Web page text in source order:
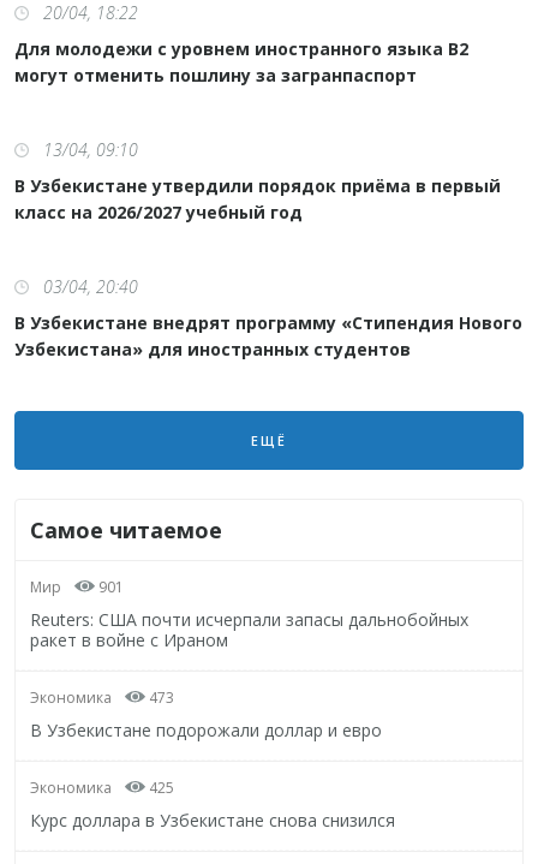
20/04, 18:22
Для молодежи с уровнем иностранного языка B2
могут отменить пошлину за загранпаспорт
13/04, 09:10
В Узбекистане утвердили порядок приёма в первый
класс на 2026/2027 учебный год
03/04, 20:40
В Узбекистане внедрят программу «Стипендия Нового
Узбекистана» для иностранных студентов
ЕЩЁ
Самое читаемое
Мир 901
Reuters: США почти исчерпали запасы дальнобойных
ракет в войне с Ираном
Экономика 473
В Узбекистане подорожали доллар и евро
Экономика 425
Курс доллара в Узбекистане снова снизился